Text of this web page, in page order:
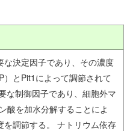
決定因子であり、その濃度
とPit1によって調節されて
な制御因子であり、細胞外マ
酸を加水分解することによ
を調節する。 ナトリウム依存